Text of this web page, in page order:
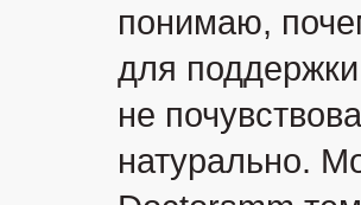
понимаю,
для
не
натурально.